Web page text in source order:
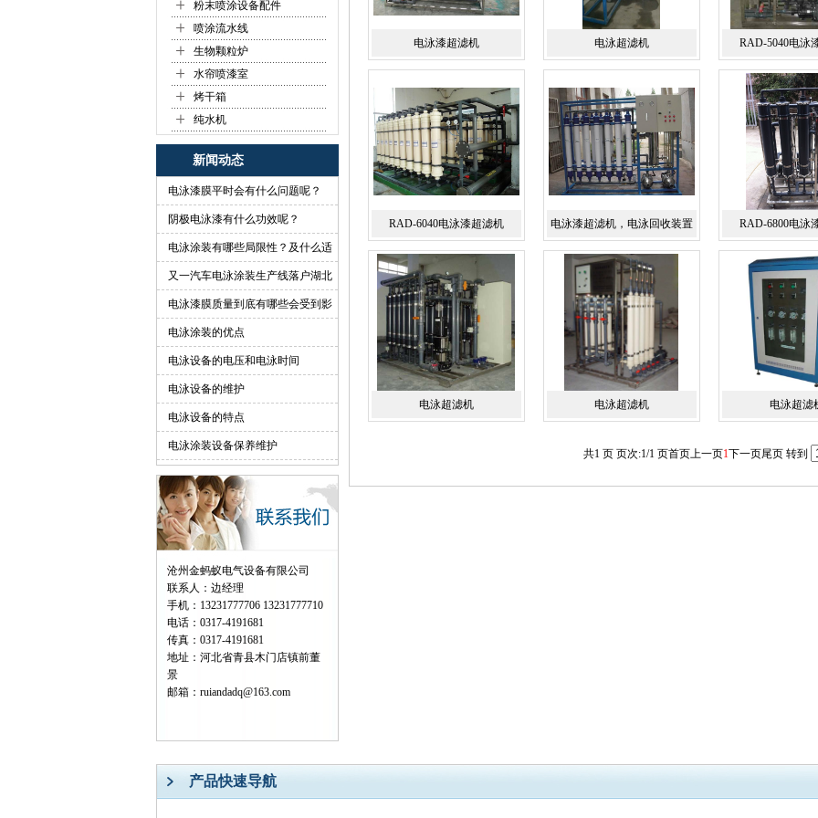
+ 粉末喷涂设备配件
+ 喷涂流水线
+ 生物颗粒炉
+ 水帘喷漆室
+ 烤干箱
+ 纯水机
新闻动态
电泳漆膜平时会有什么问题呢？
阴极电泳漆有什么功效呢？
电泳涂装有哪些局限性？及什么适
合做电泳？
又一汽车电泳涂装生产线落户湖北
电泳漆膜质量到底有哪些会受到影
响？
电泳涂装的优点
电泳设备的电压和电泳时间
电泳设备的维护
电泳设备的特点
电泳涂装设备保养维护
沧州金蚂蚁电气设备有限公司
联系人：边经理
手机：13231777706 13231777710
电话：0317-4191681
传真：0317-4191681
地址：河北省青县木门店镇前董
景
邮箱：ruiandadq@163.com
电泳漆超滤机 电泳超滤机 RAD-5040电泳
RAD-6040电泳漆超滤机 电泳漆超滤机，电泳回收装置 RAD-6800电泳
电泳超滤机 电泳超滤机 电泳超滤
共1 页 页次:1/1 页首页上一页1下一页尾页转到
产品快速导航
阴极电泳漆槽